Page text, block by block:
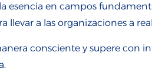
esencia en campos
llevar a las organizaciones a
consciente y supere con